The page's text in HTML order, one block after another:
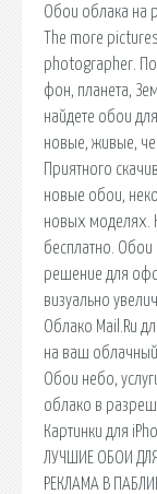
Обои облака на
The more
photographer.
фон, планета,
найдете обои
новые, живые,
Приятного
новые обои,
новых моделях.
бесплатно. Обои
решение для
визуально
‎Облако Mail.Ru
на ваш облачный
Обои небо,
облако в
Картинки для
ЛУЧШИЕ ОБОИ
РЕКЛАМА В